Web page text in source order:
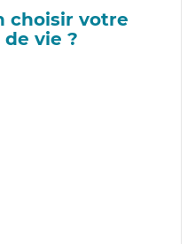
choisir votre
vie ?